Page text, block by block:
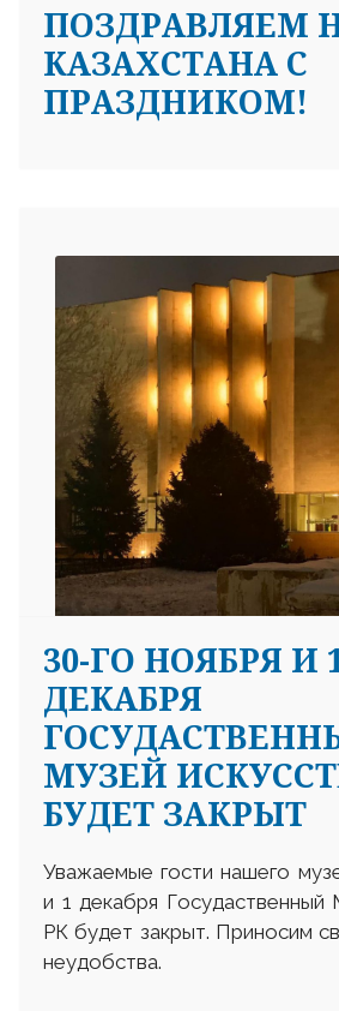
ПОЗДРАВЛЯЕМ
КАЗАХСТАНА С
ПРАЗДНИКОМ!
30-ГО НОЯБРЯ И
ДЕКАБРЯ
МУЗЕЙ
БУДЕТ ЗАКРЫТ
Уважаемые гости нашего
и 1 декабря Госудаственный
РК будет закрыт. Приносим
неудобства.